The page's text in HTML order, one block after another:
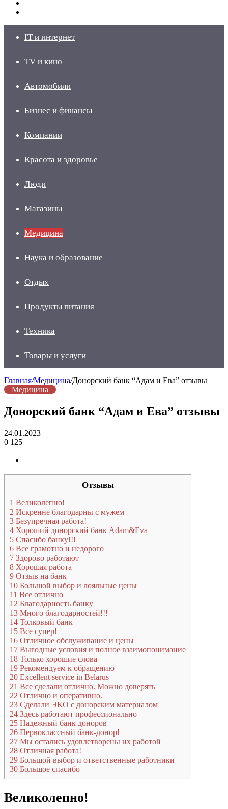
IT и интернет
TV и кино
Автомобили
Бизнес и финансы
Компании
Красота и здоровье
Люди
Магазины
Медицина
Наука и образование
Отдых
Продукты питания
Техника
Товары и услуги
Главная/Медицина/Донорский банк “Адам и Ева” отзывы
Медицина
Донорский банк “Адам и Ева” отзывы
24.01.2023
0 125
Отзывы
1 Великолепно!
2 Искренне благодарны с мужем
3 Безупречная работа!
4 Хороший донорский банк Adam&Eva
5 Спасибо банку!!!
6 Все грамотно и недорого
7 Здорово работают
8 Хорошая работа
9 Отзыв на банк
10 Большой выбор и лояльные цены
11 Все отлично
12 Благодарность банку
13 Много благодарностей!!!
14 Толковый банк
15 Все супер!
16 Отличное обслуживание и цены
17 Выгодные условия и полное взаимопонимание
18 Только хорошие слова
19 Рекомендуем к обращению
20 Excellent service in Belarus
21 Все сделали отлично. Можно доверять
22 Отлично и оперативно.
23 Сделали ЭКО с донорским материалом
24 Здесь работают профессионально
25 Надежный банк доноров
26 Первоклассный банк-донор!
27 Мы остались удовлетворены их работой
28 Отличная работа!
29 Большой выбор и ответственные работники
30 Большое спасибо
Великолепно!